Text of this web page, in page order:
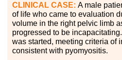
CLINICAL CASE: A male
of life who came to evaluation
volume in the right pelvic limb
progressed to be
was started, meeting criteria of
consistent with pyomyositis.